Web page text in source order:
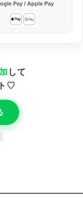
Pay / Apple Pay
して
♡